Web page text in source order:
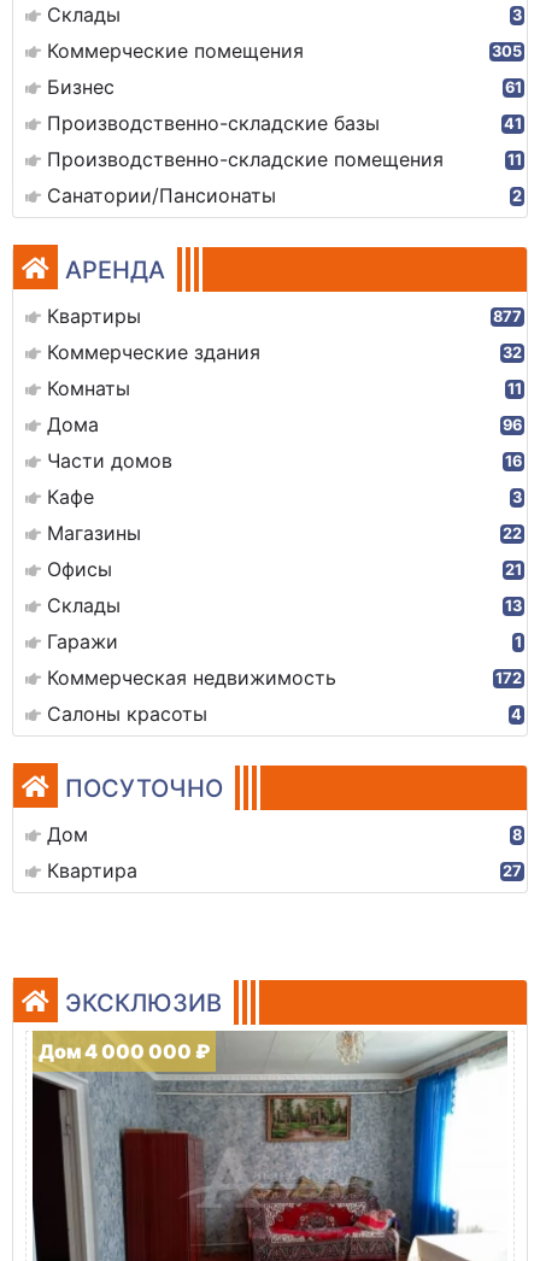
Склады 3
Коммерческие помещения 305
Бизнес 61
Производственно-складские базы 41
Производственно-складские помещения 11
Санатории/Пансионаты 2
АРЕНДА
Квартиры 877
Коммерческие здания 32
Комнаты 11
Дома 96
Части домов 16
Кафе 3
Магазины 22
Офисы 21
Склады 13
Гаражи 1
Коммерческая недвижимость 172
Салоны красоты 4
ПОСУТОЧНО
Дом 8
Квартира 27
ЭКСКЛЮЗИВ
Дом 4 000 000 ₽